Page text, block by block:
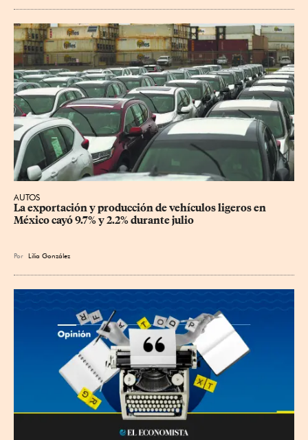
AUTOS
La exportación y producción de vehículos ligeros en
México cayó 9.7% y 2.2% durante julio
Por Lilia González